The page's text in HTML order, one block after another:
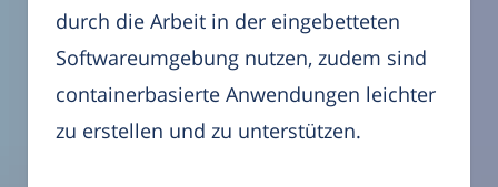
durch die Arbeit in der eingebetteten
Softwareumgebung nutzen, zudem sind
containerbasierte Anwendungen leichter
zu erstellen und zu unterstützen.